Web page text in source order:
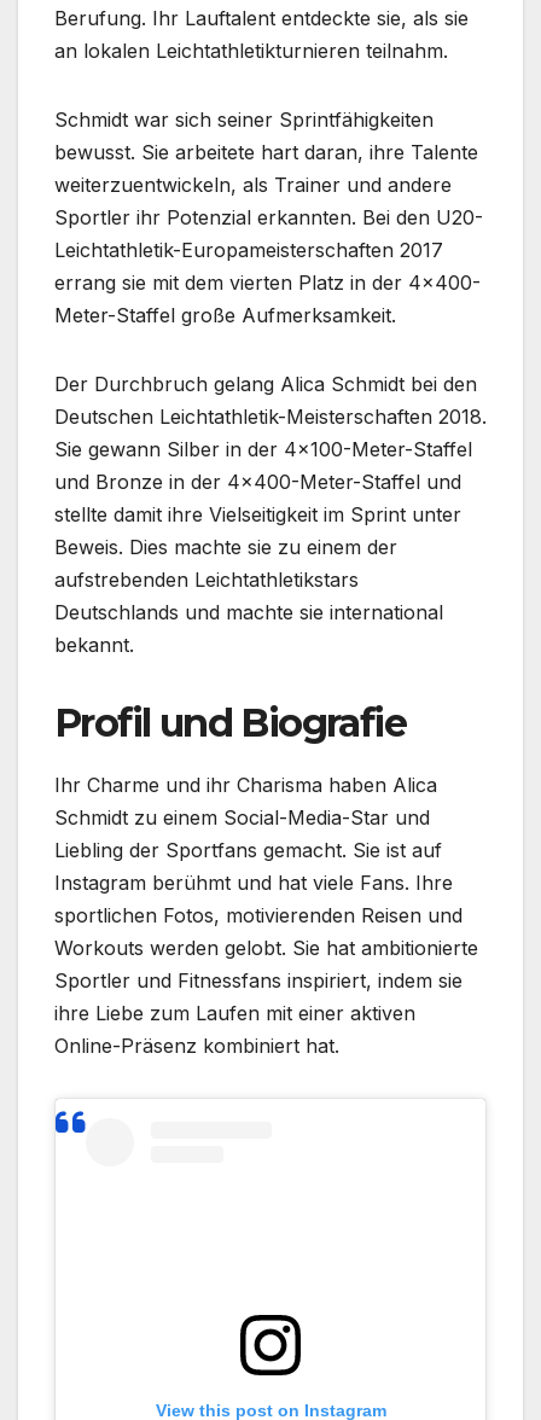
Berufung. Ihr Lauftalent entdeckte sie, als sie
an lokalen Leichtathletikturnieren teilnahm.
Schmidt war sich seiner Sprintfähigkeiten
bewusst. Sie arbeitete hart daran, ihre Talente
weiterzuentwickeln, als Trainer und andere
Sportler ihr Potenzial erkannten. Bei den U20-
Leichtathletik-Europameisterschaften 2017
errang sie mit dem vierten Platz in der 4×400-
Meter-Staffel große Aufmerksamkeit.
Der Durchbruch gelang Alica Schmidt bei den
Deutschen Leichtathletik-Meisterschaften 2018.
Sie gewann Silber in der 4×100-Meter-Staffel
und Bronze in der 4×400-Meter-Staffel und
stellte damit ihre Vielseitigkeit im Sprint unter
Beweis. Dies machte sie zu einem der
aufstrebenden Leichtathletikstars
Deutschlands und machte sie international
bekannt.
Profil und Biografie
Ihr Charme und ihr Charisma haben Alica
Schmidt zu einem Social-Media-Star und
Liebling der Sportfans gemacht. Sie ist auf
Instagram berühmt und hat viele Fans. Ihre
sportlichen Fotos, motivierenden Reisen und
Workouts werden gelobt. Sie hat ambitionierte
Sportler und Fitnessfans inspiriert, indem sie
ihre Liebe zum Laufen mit einer aktiven
Online-Präsenz kombiniert hat.
View this post on Instagram